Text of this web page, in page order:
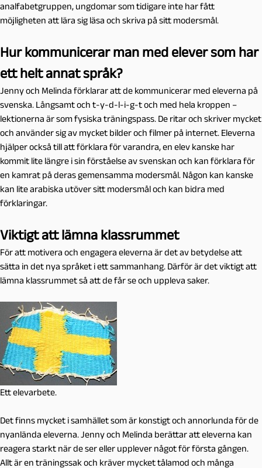
analfabetgruppen, ungdomar som tidigare inte har fått
möjligheten att lära sig läsa och skriva på sitt modersmål.
Hur kommunicerar man med elever som har
ett helt annat språk?
Jenny och Melinda förklarar att de kommunicerar med eleverna på
svenska. Långsamt och t-y-d-l-i-g-t och med hela kroppen –
lektionerna är som fysiska träningspass. De ritar och skriver mycket
och använder sig av mycket bilder och filmer på internet. Eleverna
hjälper också till att förklara för varandra, en elev kanske har
kommit lite längre i sin förståelse av svenskan och kan förklara för
en kamrat på deras gemensamma modersmål. Någon kan kanske
kan lite arabiska utöver sitt modersmål och kan bidra med
förklaringar.
Viktigt att lämna klassrummet
För att motivera och engagera eleverna är det av betydelse att
sätta in det nya språket i ett sammanhang. Därför är det viktigt att
lämna klassrummet så att de får se och uppleva saker.
Ett elevarbete.
Det finns mycket i samhället som är konstigt och annorlunda för de
nyanlända eleverna. Jenny och Melinda berättar att eleverna kan
reagera starkt när de ser eller upplever något för första gången.
Allt är en träningssak och kräver mycket tålamod och många